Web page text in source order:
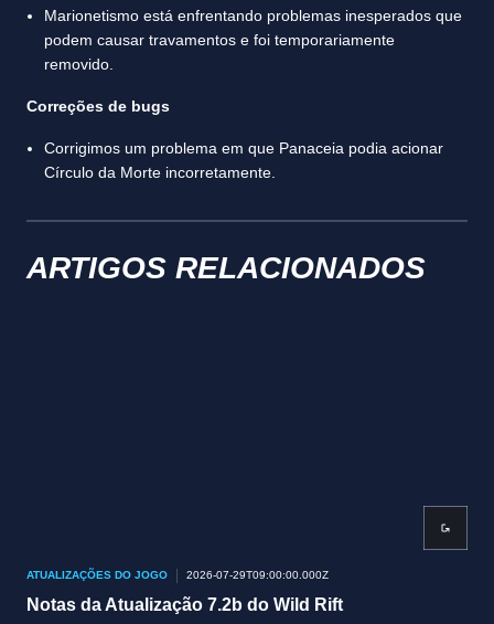
Marionetismo está enfrentando problemas inesperados que
podem causar travamentos e foi temporariamente
removido.
Correções de bugs
Corrigimos um problema em que Panaceia podia acionar
Círculo da Morte incorretamente.
ARTIGOS RELACIONADOS
ATUALIZAÇÕES DO JOGO 2026-07-29T09:00:00.000Z
Notas da Atualização 7.2b do Wild Rift